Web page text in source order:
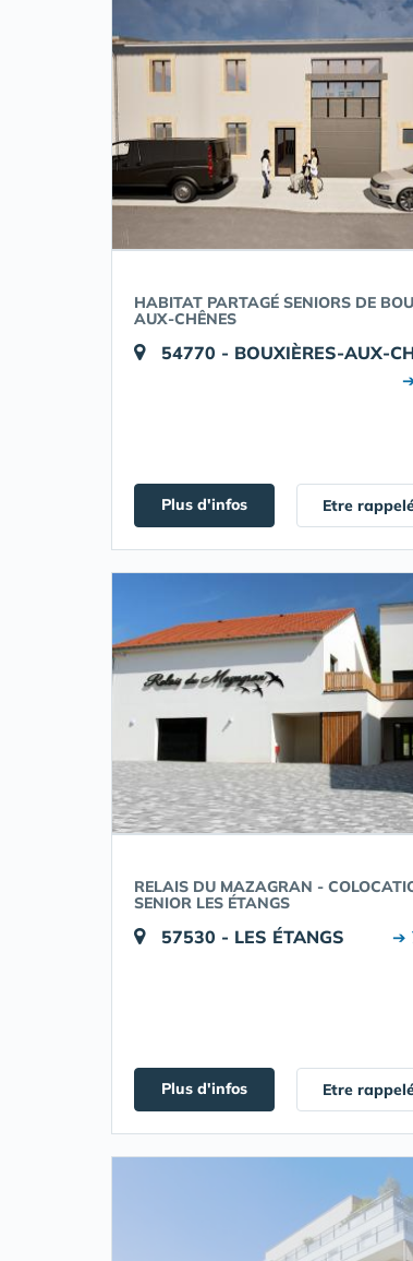
HABITAT PARTAGÉ SENIORS DE
AUX-CHÊNES
54770 - BOUXIÈRES-AUX-
Plus d'infos Etre
RELAIS DU MAZAGRAN -
SENIOR LES ÉTANGS
57530 - LES ÉTANGS ➔
Plus d'infos Etre